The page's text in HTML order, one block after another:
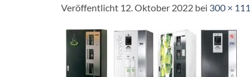
Veröffentlicht 12. Oktober 2022 bei 300 × 111